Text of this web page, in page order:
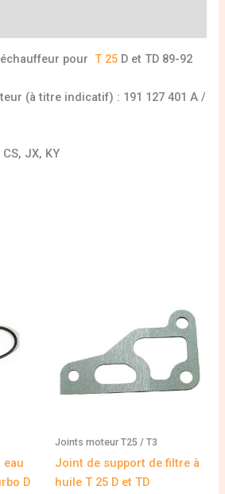
pourT 25 D et TD 89-92
(à titre indicatif) : 191 127 401 A /
JX, KY
eau
D
Joints moteur T25 / T3
Joint de support de filtre à
huile T 25 D et TD